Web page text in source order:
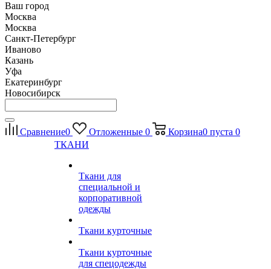
Ваш город
Москва
Москва
Санкт-Петербург
Иваново
Казань
Уфа
Екатеринбург
Новосибирск
Сравнение0 Отложенные 0 Корзина0 пуста 0
ТКАНИ
Ткани для
специальной и
корпоративной
одежды
Ткани курточные
Ткани курточные
для спецодежды